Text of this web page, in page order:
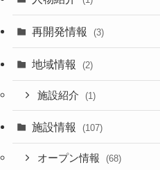
再開発情報 (3)
地域情報 (2)
施設紹介 (1)
施設情報 (107)
オープン情報 (68)